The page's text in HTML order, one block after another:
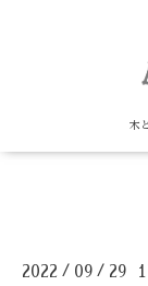
木
2022 / 09 / 29